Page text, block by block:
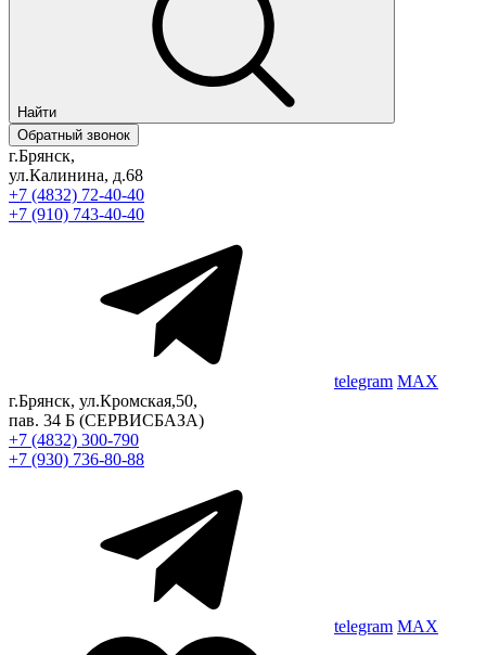
Найти
Обратный звонок
г.Брянск,
ул.Калинина, д.68
+7 (4832) 72-40-40
+7 (910) 743-40-40
telegram MAX
г.Брянск, ул.Кромская,50,
пав. 34 Б (СЕРВИСБАЗА)
+7 (4832) 300-790
+7 (930) 736-80-88
telegram MAX